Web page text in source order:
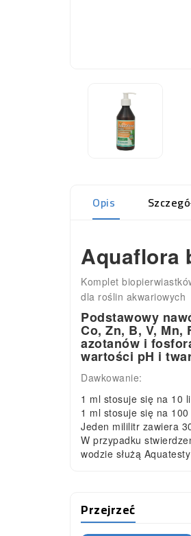
Opis
Aquaflora
Komplet
dla roślin akwariowych
Podstawowy
Co, Zn, B, V,
azotanów i
wartości pH i
Dawkowanie:
1 ml stosuje się na 10
1 ml stosuje się na
Jeden mililitr zawiera
W przypadku
wodzie służą
Przejrzeć